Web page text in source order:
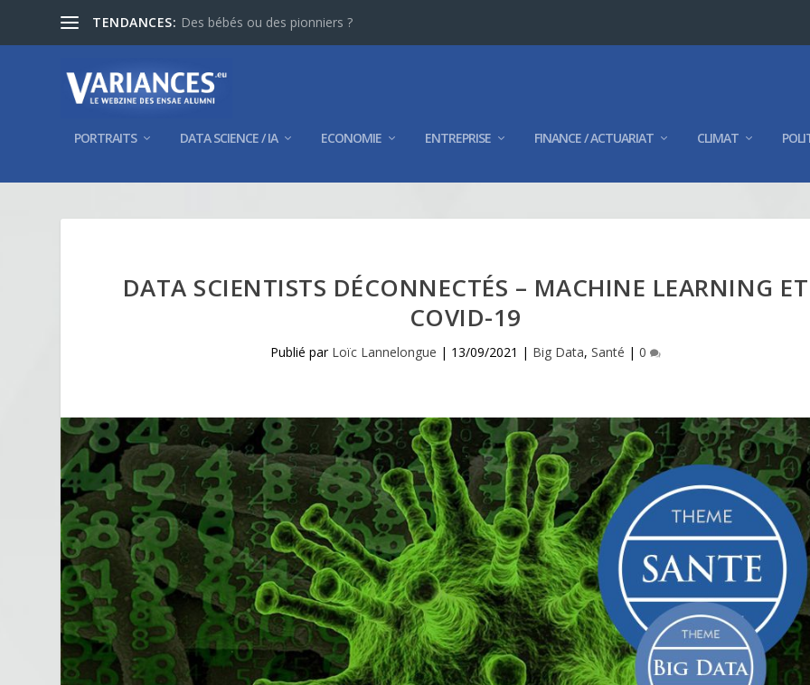
TENDANCES: Des bébés ou des pionniers ?
PORTRAITS DATA SCIENCE / IA ECONOMIE ENTREPRISE FINANCE / ACTUARIAT CLIMAT
DATA SCIENTISTS DÉCONNECTÉS – MACHINE LEARNING ET
COVID-19
Publié par Loïc Lannelongue | 13/09/2021 | Big Data, Santé | 0